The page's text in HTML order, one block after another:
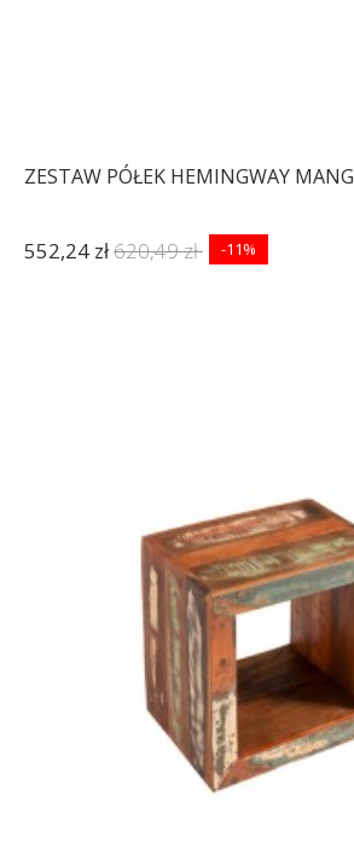
ZESTAW PÓŁEK HEMINGWAY
552,24 zł620,49 zł -11%